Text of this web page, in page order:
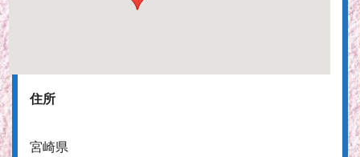
住所
宮崎県